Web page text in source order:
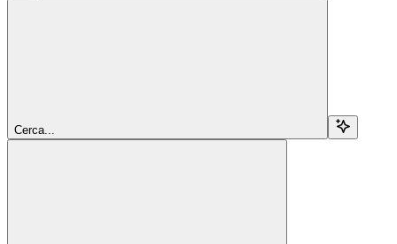
Cerca...